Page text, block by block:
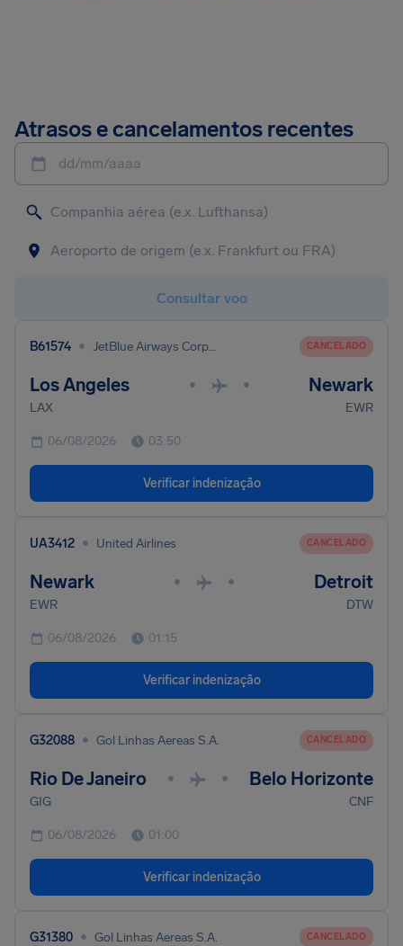
Atrasos e cancelamentos recentes
dd/mm/aaaa
Consultar voo
B61574 • JetBlue Airways Corporation CANCELADO
Los Angeles • • Newark
LAX EWR
06/08/2026 03:50
Verificar indenização
UA3412 • United Airlines CANCELADO
Newark • • Detroit
EWR DTW
06/08/2026 01:15
Verificar indenização
G32088 • Gol Linhas Aereas S.A. CANCELADO
Rio De Janeiro • • Belo Horizonte
GIG CNF
06/08/2026 01:00
Verificar indenização
G31380 • Gol Linhas Aereas S.A. CANCELADO